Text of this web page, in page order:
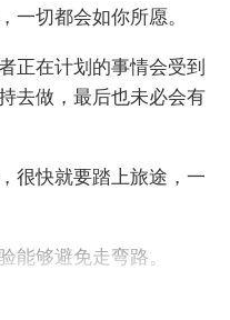
切都会如你所愿。
正在计划的事情会受到
去做，最后也未必会有
很快就要踏上旅途，一
够避免走弯路。
听到的消息，避免隐藏